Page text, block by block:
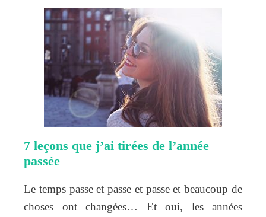
7 leçons que j’ai tirées de l’année
passée
Le temps passe et passe et passe et beaucoup de
choses ont changées… Et oui, les années